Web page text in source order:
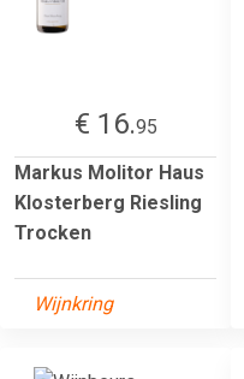
€ 16.95
Markus Molitor Haus
Klosterberg Riesling
Trocken
Wijnkring